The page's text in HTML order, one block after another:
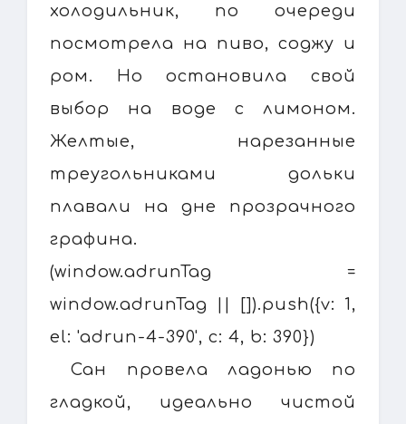
холодильник, по очереди
посмотрела на пиво, соджу и
ром. Но остановила свой
выбор на воде с лимоном.
Желтые, нарезанные
треугольниками дольки
плавали на дне прозрачного
графина.
(window.adrunTag =
window.adrunTag || []).push({v: 1,
el: 'adrun-4-390', c: 4, b: 390})
Сан провела ладонью по
гладкой, идеально чистой